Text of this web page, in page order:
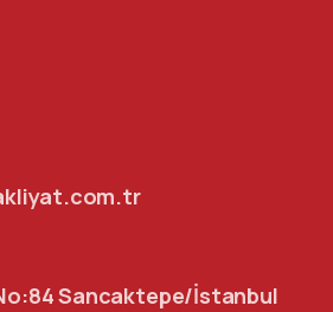
Sancaktepe/İstanbul